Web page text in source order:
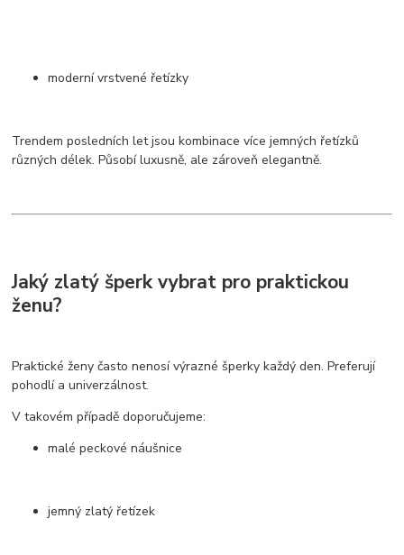
moderní vrstvené řetízky
Trendem posledních let jsou kombinace více jemných řetízků
různých délek. Působí luxusně, ale zároveň elegantně.
Jaký zlatý šperk vybrat pro praktickou
ženu?
Praktické ženy často nenosí výrazné šperky každý den. Preferují
pohodlí a univerzálnost.
V takovém případě doporučujeme:
malé peckové náušnice
jemný zlatý řetízek